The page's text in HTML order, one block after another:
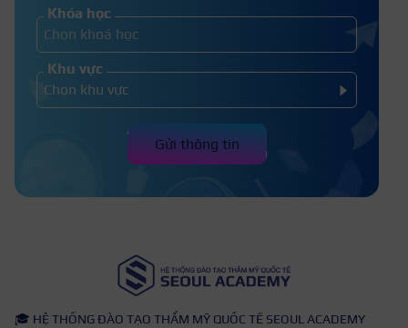
Khóa học
Khu vực
Gửi thông tin
🎓 HỆ THỐNG ĐÀO TẠO THẨM MỸ QUỐC TẾ SEOUL ACADEMY